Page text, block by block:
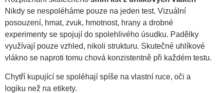
Nikdy se nespoléháme pouze na jeden test. Vizuální
posouzení, hmat, zvuk, hmotnost, hrany a drobné
experimenty se spojují do spolehlivého úsudku. Padělky
využívají pouze vzhled, nikoli strukturu. Skutečné uhlíkové
vlákno se naproti tomu chová konzistentně při každém testu.
Chytří kupující se spoléhají spíše na vlastní ruce, oči a
logiku než na etikety.